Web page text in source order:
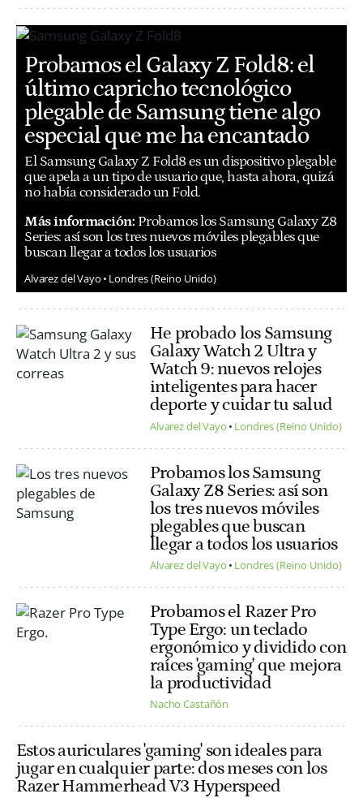
Probamos el Galaxy Z Fold8: el
último capricho tecnológico
plegable de Samsung tiene algo
especial que me ha encantado
El Samsung Galaxy Z Fold8 es un dispositivo plegable
que apela a un tipo de usuario que, hasta ahora, quizá
no había considerado un Fold.
Más información: Probamos los Samsung Galaxy Z8
Series: así son los tres nuevos móviles plegables que
buscan llegar a todos los usuarios
Alvarez del Vayo Londres (Reino Unido)
He probado los Samsung
Galaxy Watch 2 Ultra y
Watch 9: nuevos relojes
inteligentes para hacer
deporte y cuidar tu salud
Alvarez del Vayo Londres (Reino Unido)
Probamos los Samsung
Galaxy Z8 Series: así son
los tres nuevos móviles
plegables que buscan
llegar a todos los usuarios
Alvarez del Vayo Londres (Reino Unido)
Probamos el Razer Pro
Type Ergo: un teclado
ergonómico y dividido con
raíces 'gaming' que mejora
la productividad
Nacho Castañón
Estos auriculares 'gaming' son ideales para
jugar en cualquier parte: dos meses con los
Razer Hammerhead V3 Hyperspeed